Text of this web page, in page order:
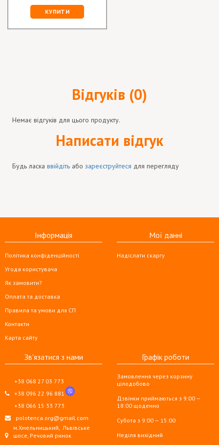
КУПИТИ
Відгуків (0)
Немає відгуків для цього продукту.
Написати відгук
Будь ласка ввійдіть або зареєструйтеся для перегляду
Інформація
Політика конфіденційності
Угода користувача
Як замовити?
Оплата та доставка
Правила та умови для СП
Контакти
Карта сайту
Мої данні
Надіслати скаргу
Зв'язатися з нами
+38 068 27 03 773
+38 096 22 96 881
+38 066 15 33 773
polotenca.org@gmail.com
м.Хмельницький, Львівське
шосе, Речовий ринок
Графік роботи
Замовлення через корзину
цілодобово
Дзвінки приймаються з 9:00 —
18:00 щоденно
Субота з 9:00 — 15:00
Неділя вихідний